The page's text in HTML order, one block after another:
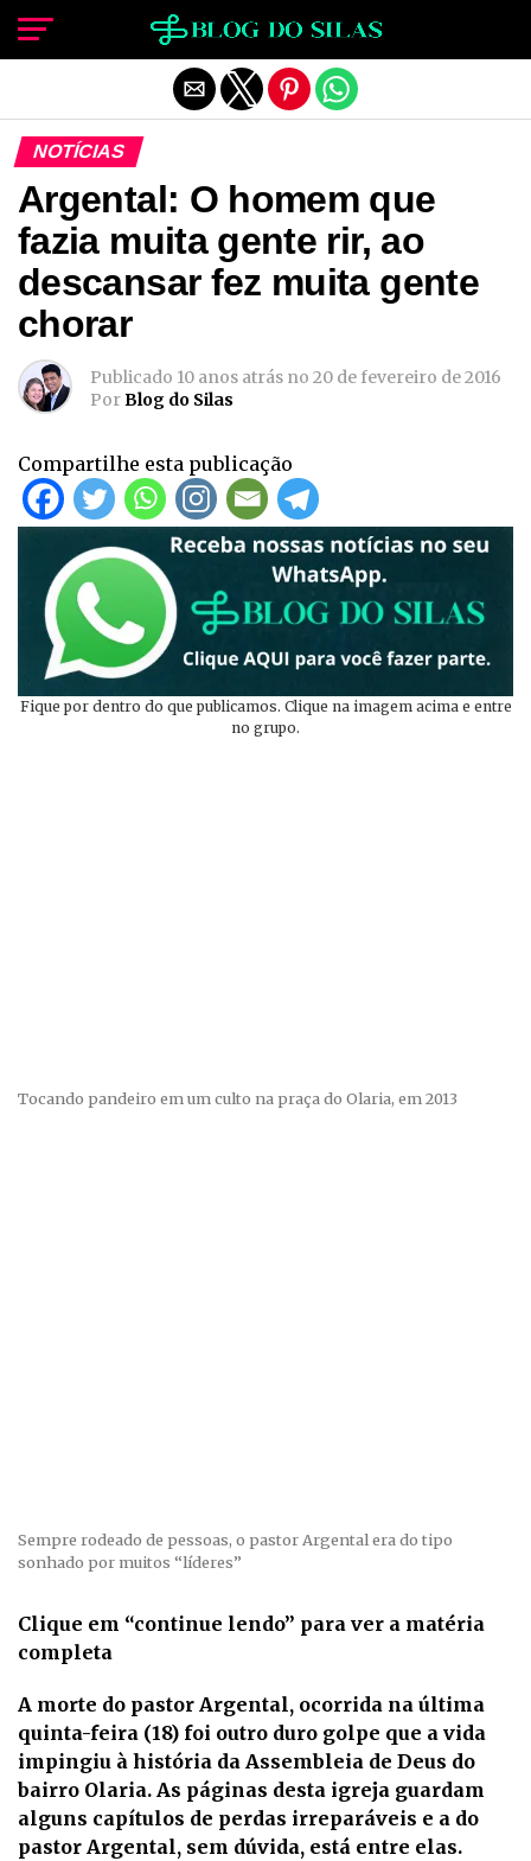
NOTÍCIAS
Argental: O homem que
fazia muita gente rir, ao
descansar fez muita gente
chorar
Publicado 10 anos atrás no 20 de fevereiro de 2016
PorBlog do Silas
Compartilhe esta publicação
Fique por dentro do que publicamos. Clique na imagem acima e entre
no grupo.
Tocando pandeiro em um culto na praça do Olaria, em 2013
Sempre rodeado de pessoas, o pastor Argental era do tipo
sonhado por muitos “líderes”
Clique em “continue lendo” para ver a matéria
completa
A morte do pastor Argental, ocorrida na última
quinta-feira (18) foi outro duro golpe que a vida
impingiu à história da Assembleia de Deus do
bairro Olaria. As páginas desta igreja guardam
alguns capítulos de perdas irreparáveis e a do
pastor Argental, sem dúvida, está entre elas.
Sair da versão mobile